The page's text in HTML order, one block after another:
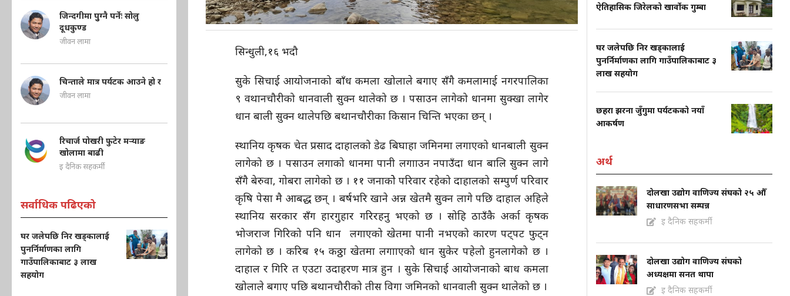
जिन्दगीमा पुुग्नै पर्नेः सोलु
दूधकुण्ड
जीवन लामा
चिन्ताले मात्र पर्यटक आउने हो र
जीवन लामा
रिचार्ज पोखरी फुटेर मऱ्याङ
खोलामा बाढी
इ दैनिक सहकर्मी
सर्वाधिक पढिएको
घर जलेपछि निर खड्कालाई
पुनर्निर्माणका लागि
गाउँपालिकाबाट ३ लाख
सहयोग
सिन्धुली,१६ भदौ
सुके सिचाई आयोजनाको बाँध कमला खोलाले बगाए सँगै कमलामाई नगरपालिका
९ वथानचौरीको धानवाली सुक्न थालेको छ । पसाउन लागेको धानमा सुक्खा लागेर
धान बाली सुक्न थालेपछि बथानचौरीका किसान चिन्ति भएका छन् ।
स्थानिय कृषक चेत प्रसाद दाहालको डेढ बिघाहा जमिनमा लगाएको धानबाली सुक्न
लागेको छ । पसाउन लगाको धानमा पानी लगााउन नपाउँदा धान बालि सुक्न लागे
सँगै बेरुवा, गोबरा लागेको छ । ११ जनाकोे परिवार रहेको दाहालको सम्पुर्ण परिवार
कृषि पेसा मै आबद्ध छन् । बर्षभरि खाने अन्न खेतमै सुक्न लागे पछि दाहाल अहिले
स्थानिय सरकार सँग हारगुहार गरिरहनु भएको छ । सोहि ठाउँकै अर्का कृषक
भोजराज गिरिको पनि धान लगाएको खेतमा पानी नभएको कारण पट्पट फुट्न
लागेको छ । करिब १५ कठ्ठा खेतमा लगााएको धान सुकेर पहेलो हुनलागेको छ ।
दाहाल र गिरि त एउटा उदाहरण मात्र हुन । सुके सिचाई आयोजनाको बाध कमला
खोलाले बगाए पछि बथानचौरीको तीस विगा जमिनको धानवाली सुक्न थालेको छ ।
ऐतिहासिक जिरेलको खार्वोक गुम्बा
घर जलेपछि निर खड्कालाई
पुनर्निर्माणका लागि गाउँपालिकाबाट ३
लाख सहयोग
छहरा झरना जुँगुमा पर्यटकको नयाँ
आकर्षण
अर्थ
दोलखा उद्योग वाणिज्य संघको २५ औँ
साधारणसभा सम्पन्न
इ दैनिक सहकर्मी
दोलखा उद्योग वाणिज्य संघको
अध्यक्षमा सनत थापा
इ दैनिक सहकर्मी